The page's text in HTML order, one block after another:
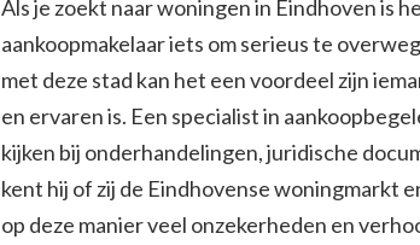
Als je zoekt naar woningen in Eindhoven is
aankoopmakelaar iets om serieus te
met deze stad kan het een voordeel zijn
en ervaren is. Een specialist in
kijken bij onderhandelingen, juridische
kent hij of zij de Eindhovense woningmarkt
op deze manier veel onzekerheden en